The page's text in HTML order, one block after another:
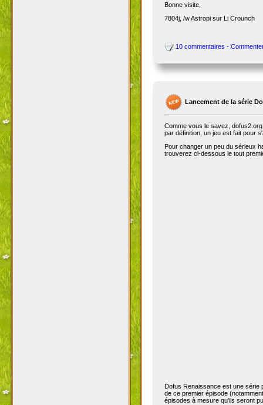
Bonne visite,
7804j, /w Astropi sur Li Crounch
10 commentaires -
Lancement de la série
Comme vous le savez,
par définition, un jeu est fait pour
Pour changer un peu du sérieux
trouverez ci-dessous le tout
Dofus Renaissance est une série
de ce premier épisode
épisodes à mesure qu'ils seront